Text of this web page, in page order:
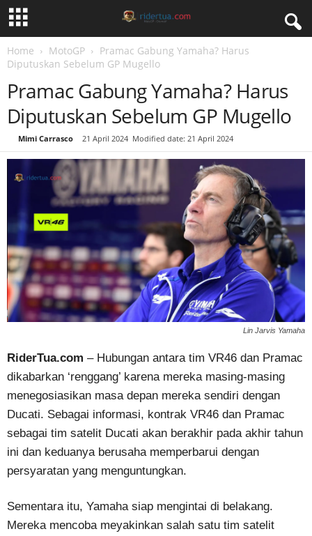
Home MotoGP
Pramac Gabung Yamaha? Harus
Diputuskan Sebelum GP Mugello
Pramac Gabung Yamaha? Harus
Diputuskan Sebelum GP Mugello
Mimi Carrasco 21 April 2024 Modified date: 21 April 2024
Lin Jarvis Yamaha
RiderTua.com – Hubungan antara tim VR46 dan Pramac
dikabarkan ‘renggang’ karena mereka masing-masing
menegosiasikan masa depan mereka sendiri dengan
Ducati. Sebagai informasi, kontrak VR46 dan Pramac
sebagai tim satelit Ducati akan berakhir pada akhir tahun
ini dan keduanya berusaha memperbarui dengan
persyaratan yang menguntungkan.
Sementara itu, Yamaha siap mengintai di belakang.
Mereka mencoba meyakinkan salah satu tim satelit